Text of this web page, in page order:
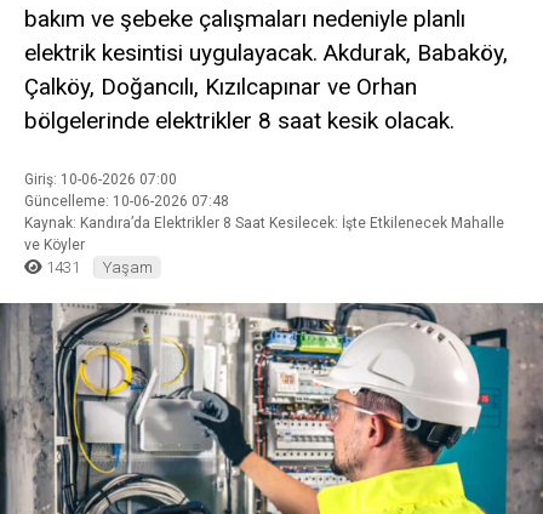
bakım ve şebeke çalışmaları nedeniyle planlı
elektrik kesintisi uygulayacak. Akdurak, Babaköy,
Çalköy, Doğancılı, Kızılcapınar ve Orhan
bölgelerinde elektrikler 8 saat kesik olacak.
Giriş: 10-06-2026 07:00
Güncelleme: 10-06-2026 07:48
Kaynak: Kandıra’da Elektrikler 8 Saat Kesilecek: İşte Etkilenecek Mahalle
ve Köyler
1431 Yaşam